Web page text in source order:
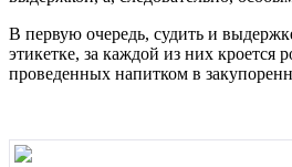
В первую очередь, судить и
этикетке, за каждой из них кроется
проведенных напитком в